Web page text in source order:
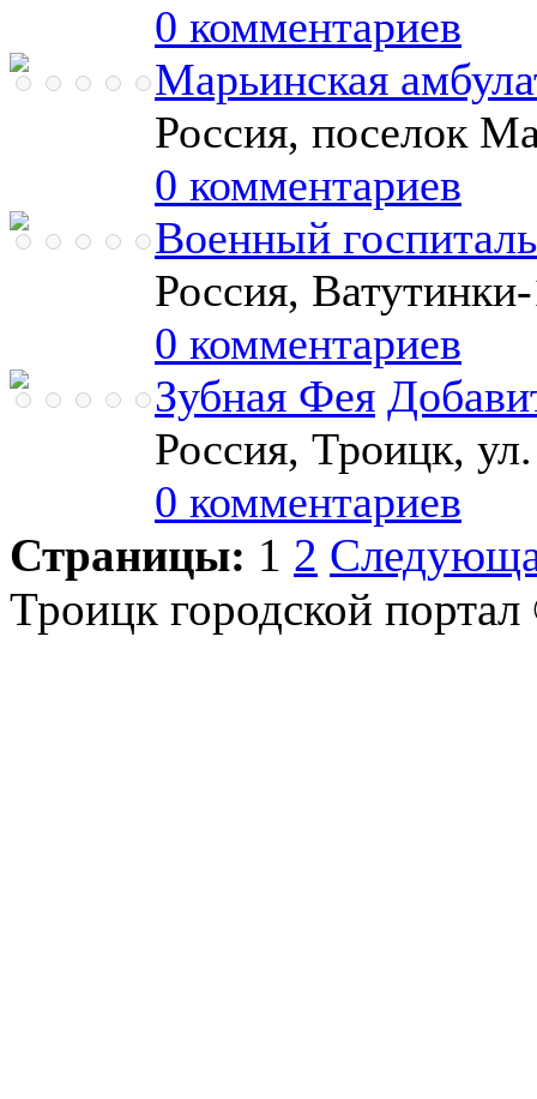
0 комментариев
Марьинская
Россия, поселок
0 комментариев
Военный госпиталь
Россия,
0 комментариев
Зубная Фея
Россия, Троицк,
0 комментариев
Страницы: 1 2
Троицк городской